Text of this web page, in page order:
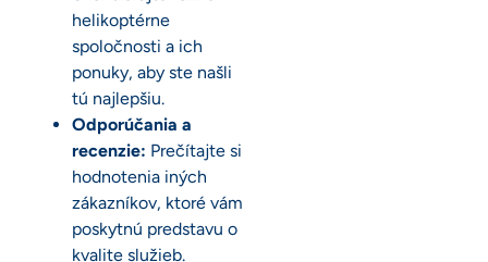
helikoptérne
spoločnosti a ich
ponuky, aby ste našli
tú najlepšiu.
Odporúčania a
recenzie: Prečítajte si
hodnotenia iných
zákazníkov, ktoré vám
poskytnú predstavu o
kvalite služieb.